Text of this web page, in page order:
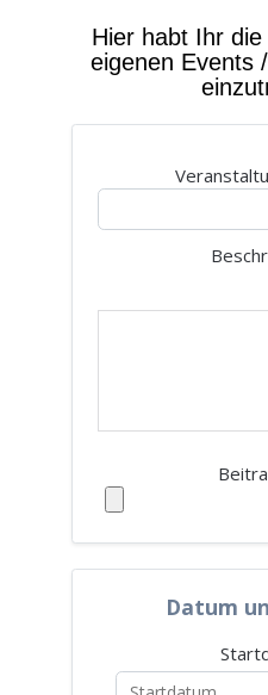
Hier habt Ihr
eigenen Events
Datum